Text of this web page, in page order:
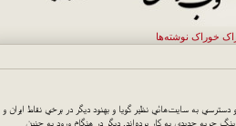
خوراک نوشته‌ها
به سايت‌هائي نظير گويا و بهنود ديگر در برخي نقاط ايران و
حربه جديدي به كار برده‌اند. ديگر در هنگام ورود به چنين